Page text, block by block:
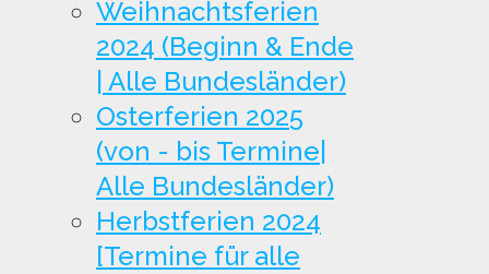
Weihnachtsferien
2024 (Beginn & Ende
| Alle Bundesländer)
Osterferien 2025
(von - bis Termine|
Alle Bundesländer)
Herbstferien 2024
[Termine für alle